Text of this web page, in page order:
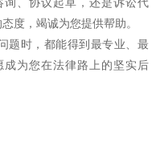
、协议起草，还是诉讼代
度，竭诚为您提供帮助。
题时，都能得到最专业、最
为您在法律路上的坚实后